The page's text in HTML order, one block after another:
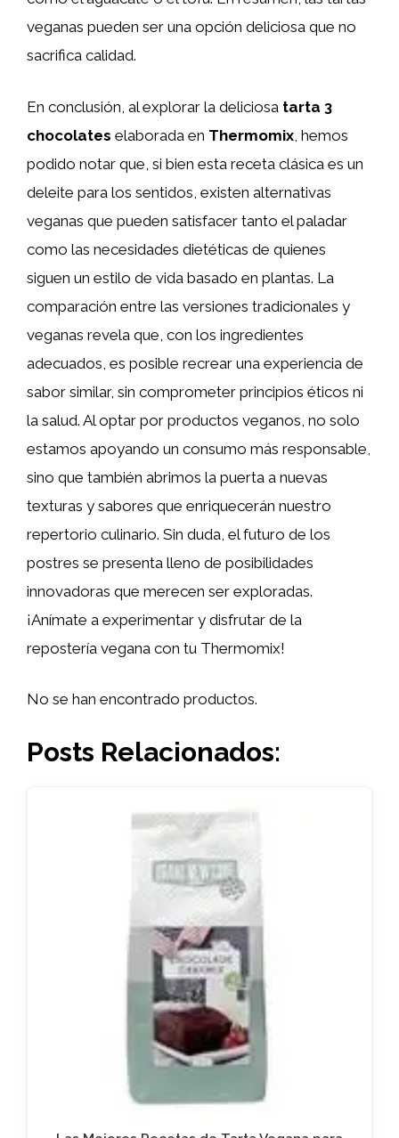
veganas pueden ser una opción deliciosa que no
sacrifica calidad.
En conclusión, al explorar la deliciosa tarta 3
chocolates elaborada en Thermomix , hemos
podido notar que, si bien esta receta clásica es un
deleite para los sentidos, existen alternativas
veganas que pueden satisfacer tanto el paladar
como las necesidades dietéticas de quienes
siguen un estilo de vida basado en plantas. La
comparación entre las versiones tradicionales y
veganas revela que, con los ingredientes
adecuados, es posible recrear una experiencia de
sabor similar, sin comprometer principios éticos ni
la salud. Al optar por productos veganos, no solo
estamos apoyando un consumo más responsable,
sino que también abrimos la puerta a nuevas
texturas y sabores que enriquecerán nuestro
repertorio culinario. Sin duda, el futuro de los
postres se presenta lleno de posibilidades
innovadoras que merecen ser exploradas.
¡Anímate a experimentar y disfrutar de la
repostería vegana con tu Thermomix!
No se han encontrado productos.
Posts Relacionados: